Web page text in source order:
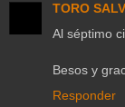
TORO
Al séptimo
Besos y
Responder